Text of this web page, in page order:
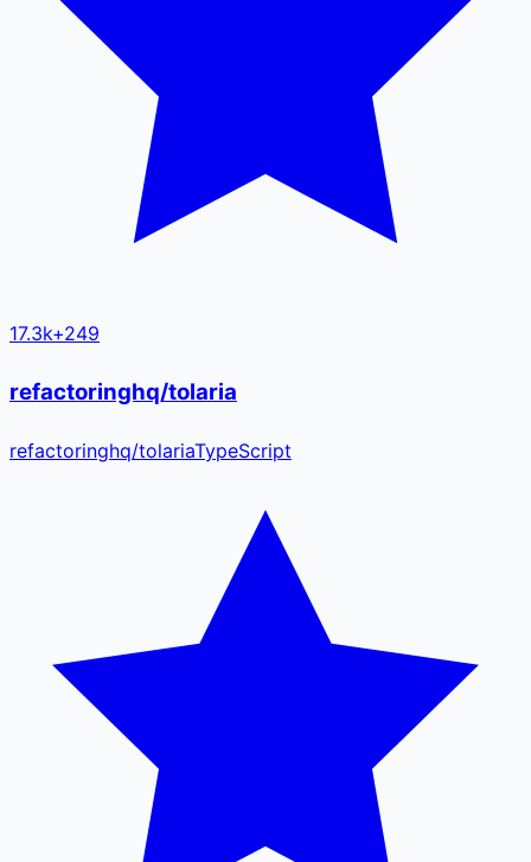
17.3k+249
refactoringhq/tolaria
refactoringhq/tolariaTypeScript